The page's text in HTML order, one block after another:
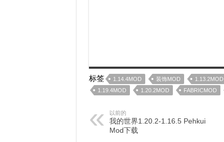
标签 1.14.4MOD 装饰MOD 1.13.2MOD
1.19.4MOD
1.20.2MOD FABRICMOD
以前的
我的世界1.20.2-1.16.5 Pehkui
Mod下载